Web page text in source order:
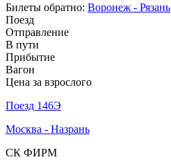
Билеты обратно: Воронеж - Рязань
Поезд
Отправление
В пути
Прибытие
Вагон
Цена за взрослого
Поезд 146Э
Москва - Назрань
СК ФИРМ